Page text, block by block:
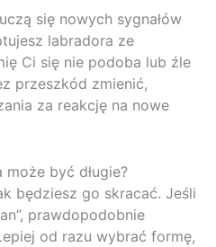
się nowych sygnałów
labradora ze
Ci się nie podoba lub źle
przeszkód zmienić,
za reakcję na nowe
być długie?
będziesz go skracać. Jeśli
prawdopodobnie
od razu wybrać formę,